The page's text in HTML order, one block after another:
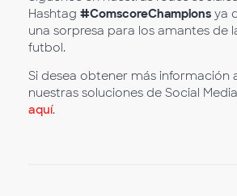
Hashtag #ComscoreChampions ya
una sorpresa para los amantes de
futbol.
Si desea obtener más información
nuestras soluciones de Social
aquí.